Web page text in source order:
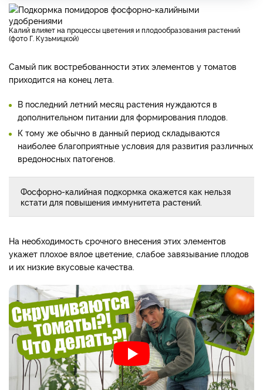
Калий влияет на процессы цветения и плодообразования растений
(фото Г. Кузьмицкой)
Самый пик востребованности этих элементов у томатов
приходится на конец лета.
В последний летний месяц растения нуждаются в
дополнительном питании для формирования плодов.
К тому же обычно в данный период складываются
наиболее благоприятные условия для развития различных
вредоносных патогенов.
Фосфорно-калийная подкормка окажется как нельзя
кстати для повышения иммунитета растений.
На необходимость срочного внесения этих элементов
укажет плохое вялое цветение, слабое завязывание плодов
и их низкие вкусовые качества.